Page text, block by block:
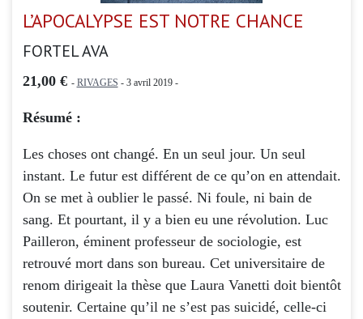
L’APOCALYPSE EST NOTRE CHANCE
FORTEL AVA
21,00 € - RIVAGES - 3 avril 2019 -
Résumé :
Les choses ont changé. En un seul jour. Un seul
instant. Le futur est différent de ce qu’on en attendait.
On se met à oublier le passé. Ni foule, ni bain de
sang. Et pourtant, il y a bien eu une révolution. Luc
Pailleron, éminent professeur de sociologie, est
retrouvé mort dans son bureau. Cet universitaire de
renom dirigeait la thèse que Laura Vanetti doit bientôt
soutenir. Certaine qu’il ne s’est pas suicidé, celle-ci